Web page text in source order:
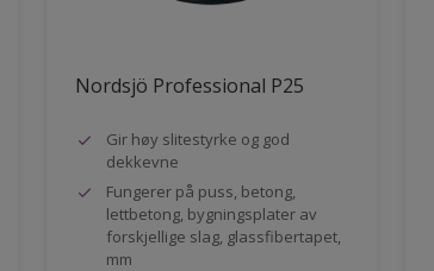
Nordsjö Professional P25
Gir høy slitestyrke og god
dekkevne
Fungerer på puss, betong,
lettbetong, bygningsplater av
forskjellige slag, glassfibertapet,
mm